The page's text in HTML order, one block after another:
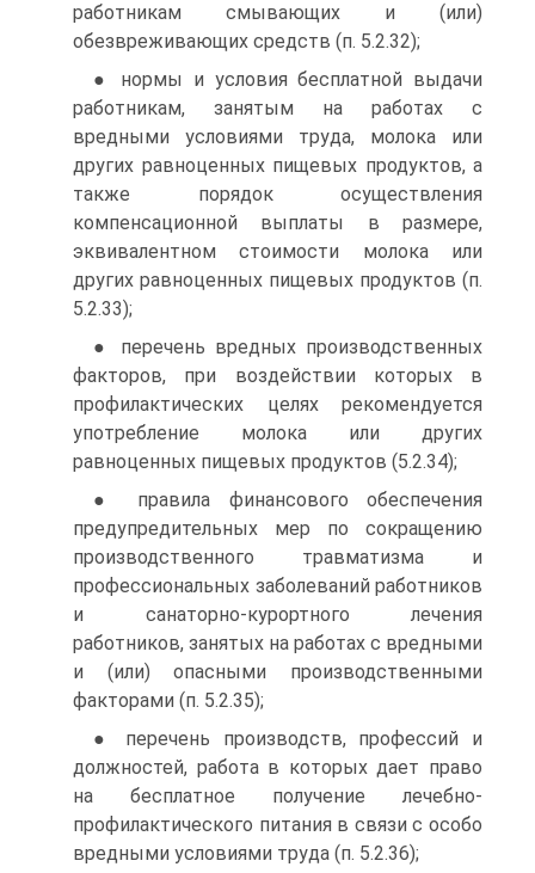
работникам смывающих и (или)
обезвреживающих средств (п. 5.2.32);
● нормы и условия бесплатной выдачи
работникам, занятым на работах с
вредными условиями труда, молока или
других равноценных пищевых продуктов, а
также порядок осуществления
компенсационной выплаты в размере,
эквивалентном стоимости молока или
других равноценных пищевых продуктов (п.
5.2.33);
● перечень вредных производственных
факторов, при воздействии которых в
профилактических целях рекомендуется
употребление молока или других
равноценных пищевых продуктов (5.2.34);
● правила финансового обеспечения
предупредительных мер по сокращению
производственного травматизма и
профессиональных заболеваний работников
и санаторно-курортного лечения
работников, занятых на работах с вредными
и (или) опасными производственными
факторами (п. 5.2.35);
● перечень производств, профессий и
должностей, работа в которых дает право
на бесплатное получение лечебно-
профилактического питания в связи с особо
вредными условиями труда (п. 5.2.36);